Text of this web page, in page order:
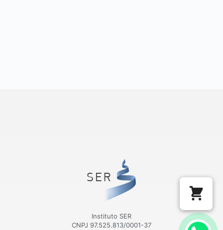
Instituto SER
CNPJ 97.525.813/0001-37